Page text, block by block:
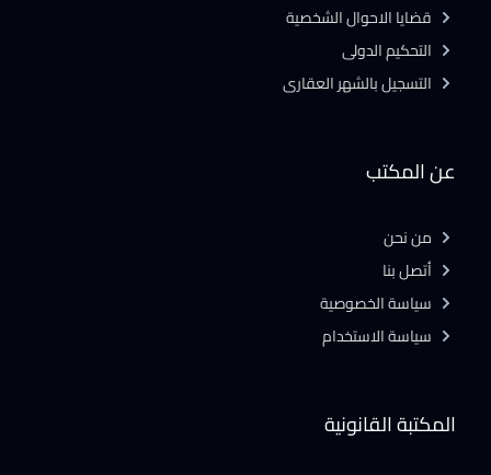
المكتبة القانونية
عن المكتب
من نحن
أتصل بنا
سياسة الخصوصية
سياسة الاستخدام
قضايا الاحوال الشخصية
التحكيم الدولى
التسجيل بالشهر العقارى